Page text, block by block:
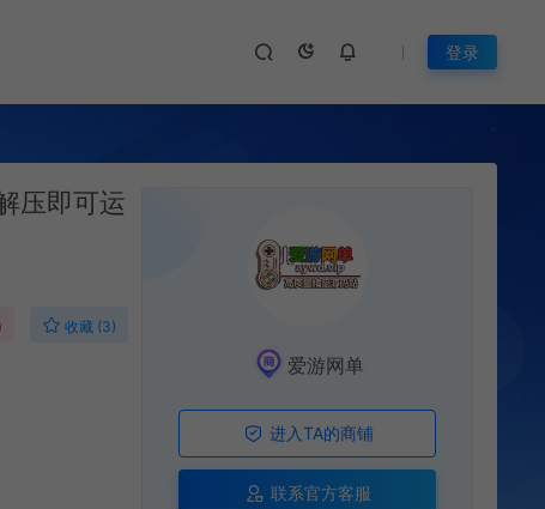
登录
压即可运
) 收藏 (3)
爱游网单
进入TA的商铺
联系官方客服